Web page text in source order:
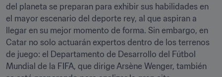
del planeta se preparan para exhibir sus habilidades en
el mayor escenario del deporte rey, al que aspiran a
llegar en su mejor momento de forma. Sin embargo, en
Catar no solo actuarán expertos dentro de los terrenos
de juego: el Departamento de Desarrollo del Fútbol
Mundial de la FIFA, que dirige Arsène Wenger, también